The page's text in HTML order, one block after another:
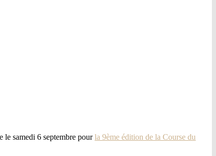
le samedi 6 septembre pourla 9ème édition de la Course du